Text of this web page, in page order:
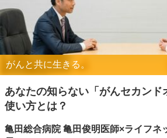
がんと共に生きる。
あなたの知らない「がんセカン
使い方とは？
亀田総合病院 亀田俊明医師×ライフネ